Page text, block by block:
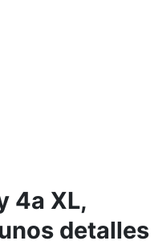
4a XL,
detalles